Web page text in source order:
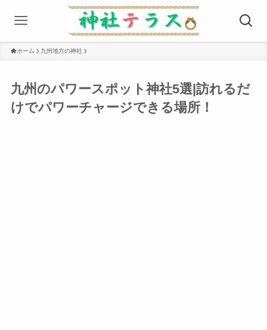
ホーム 九州地方の神社
九州のパワースポット神社5選|訪れるだ
けでパワーチャージできる場所！